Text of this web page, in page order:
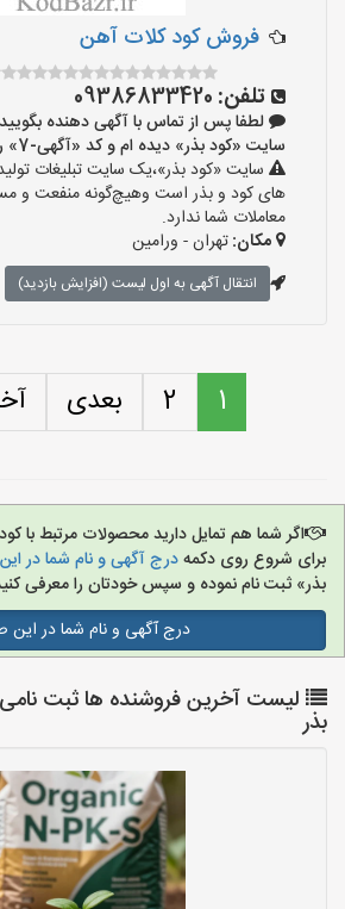
فروش کود کلات آهن
تلفن: 09386833420
لطفا پس از تماس با آگهی دهنده
سایت «کود بذر» دیده ام و کد «آگهی-7» را اعلام کنید»
سایت «کود بذر»،یک سایت تبلیغات
های کود و بذر است وهیچ‌گونه منفعت و
معاملات شما ندارد.
مکان:تهران - ورامین
انتقال آگهی به اول لیست (افزایش بازدید)
1
2 بعدی
اگر شما هم تمایل دارید محصولات مرتبط با
برای شروع روی دکمهدرج آگهی و نام شما در
بذر» ثبت نام نموده و سپس خودتان را معرفی
درج آگهی و نام شما در
لیست آخرین فروشنده ها ثبت نامی
بذر